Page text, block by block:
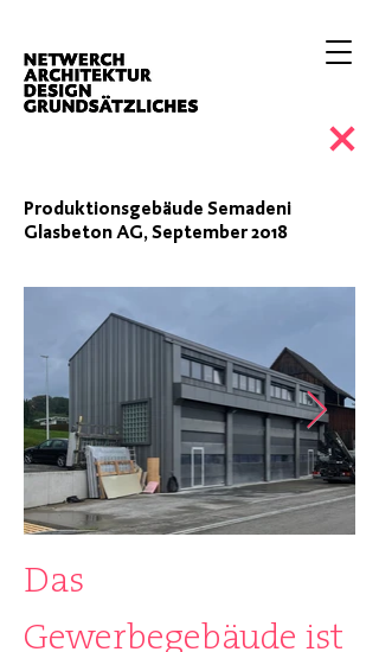
Produktionsgebäude Semadeni
Glasbeton AG, September 2018
Das
Gewerbegebäude ist